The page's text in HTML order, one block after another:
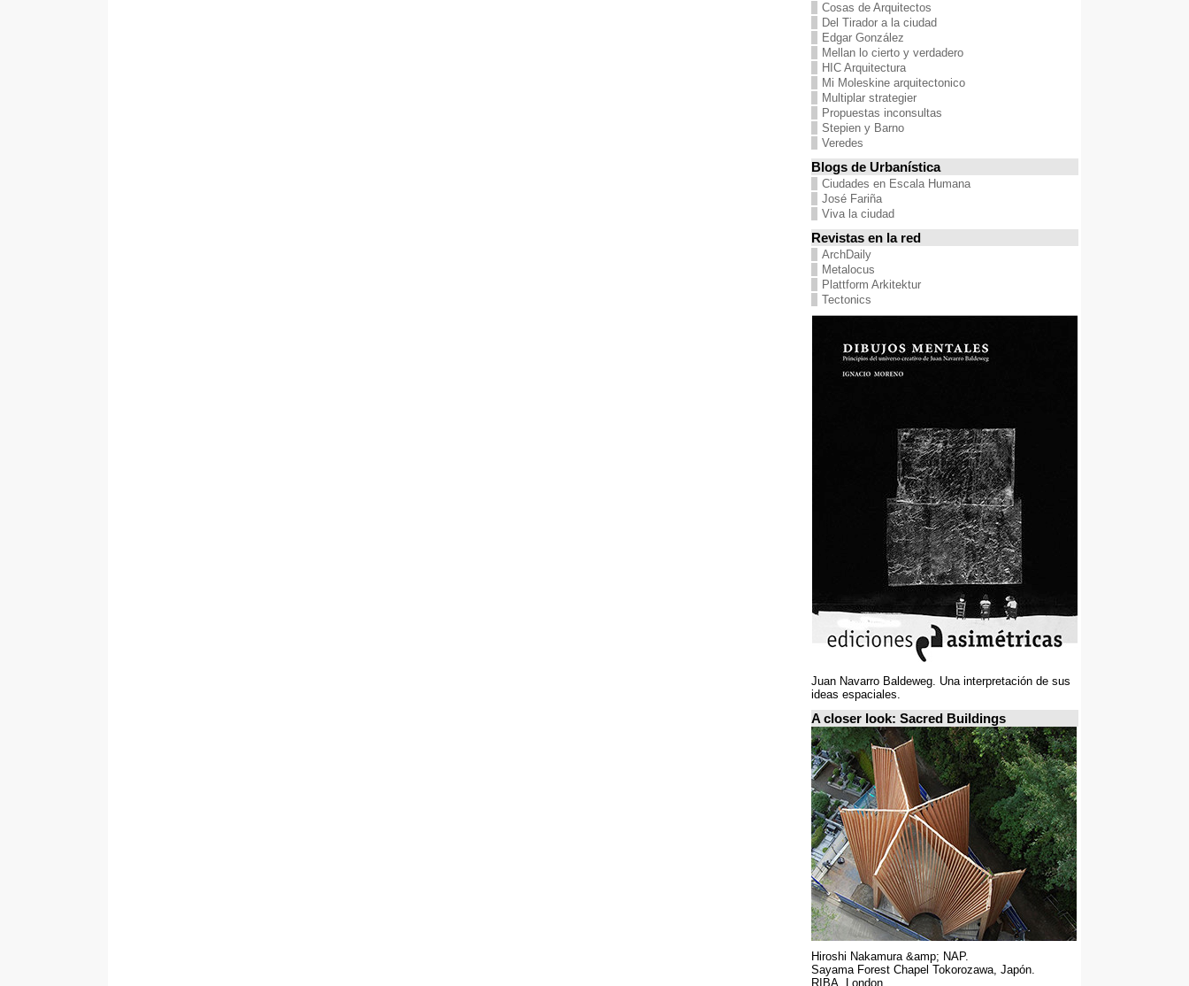
Cosas de Arquitectos
Del Tirador a la ciudad
Edgar González
Mellan lo cierto y verdadero
HIC Arquitectura
Mi Moleskine arquitectonico
Multiplar strategier
Propuestas inconsultas
Stepien y Barno
Veredes
Blogs de Urbanística
Ciudades en Escala Humana
José Fariña
Viva la ciudad
Revistas en la red
ArchDaily
Metalocus
Plattform Arkitektur
Tectonics
Juan Navarro Baldeweg. Una interpretación de sus
ideas espaciales.
A closer look: Sacred Buildings
Hiroshi Nakamura &amp; NAP.
Sayama Forest Chapel Tokorozawa, Japón.
RIBA, London.